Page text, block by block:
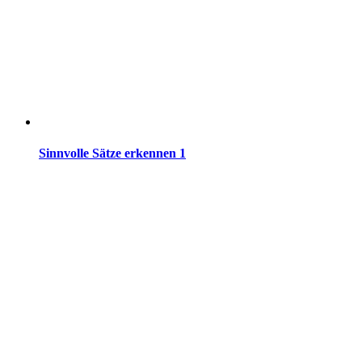
Sinnvolle Sätze erkennen 1